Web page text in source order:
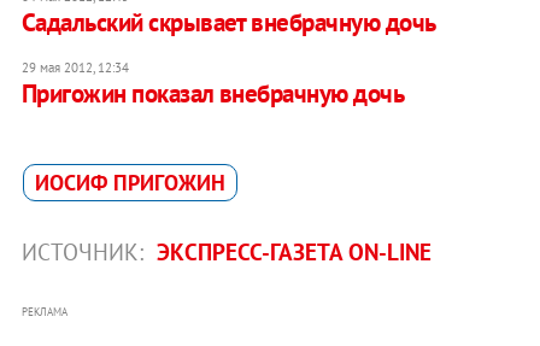
Садальский скрывает внебрачную дочь
29 мая 2012, 12:34
Пригожин показал внебрачную дочь
ИОСИФ ПРИГОЖИН
ИСТОЧНИК: ЭКСПРЕСС-ГАЗЕТА ON-LINE
РЕКЛАМА